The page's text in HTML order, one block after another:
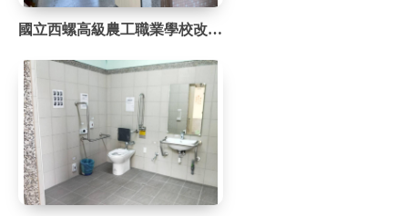
國立西螺高級農工職業學校改善成果